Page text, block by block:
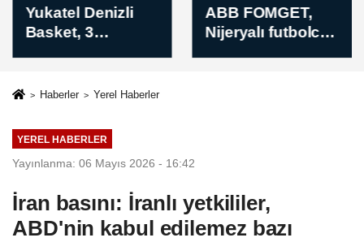
Yukatel Denizli
Basket, 3
ABB FOMGET,
Nijeryalı futbolcu
Haberler Yerel Haberler
YEREL HABERLER
Yayınlanma: 06 Mayıs 2026 - 16:42
İran basını: İranlı yetkililer,
ABD'nin kabul edilemez bazı